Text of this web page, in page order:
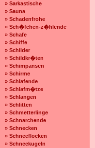
» Sarkastische
» Sauna
» Schadenfrohe
» Sch�fchen-z�hlende
» Schafe
» Schiffe
» Schilder
» Schildkr�ten
» Schimpansen
» Schirme
» Schlafende
» Schlafm�tze
» Schlangen
» Schlitten
» Schmetterlinge
» Schnarchende
» Schnecken
» Schneeflocken
» Schneekugeln